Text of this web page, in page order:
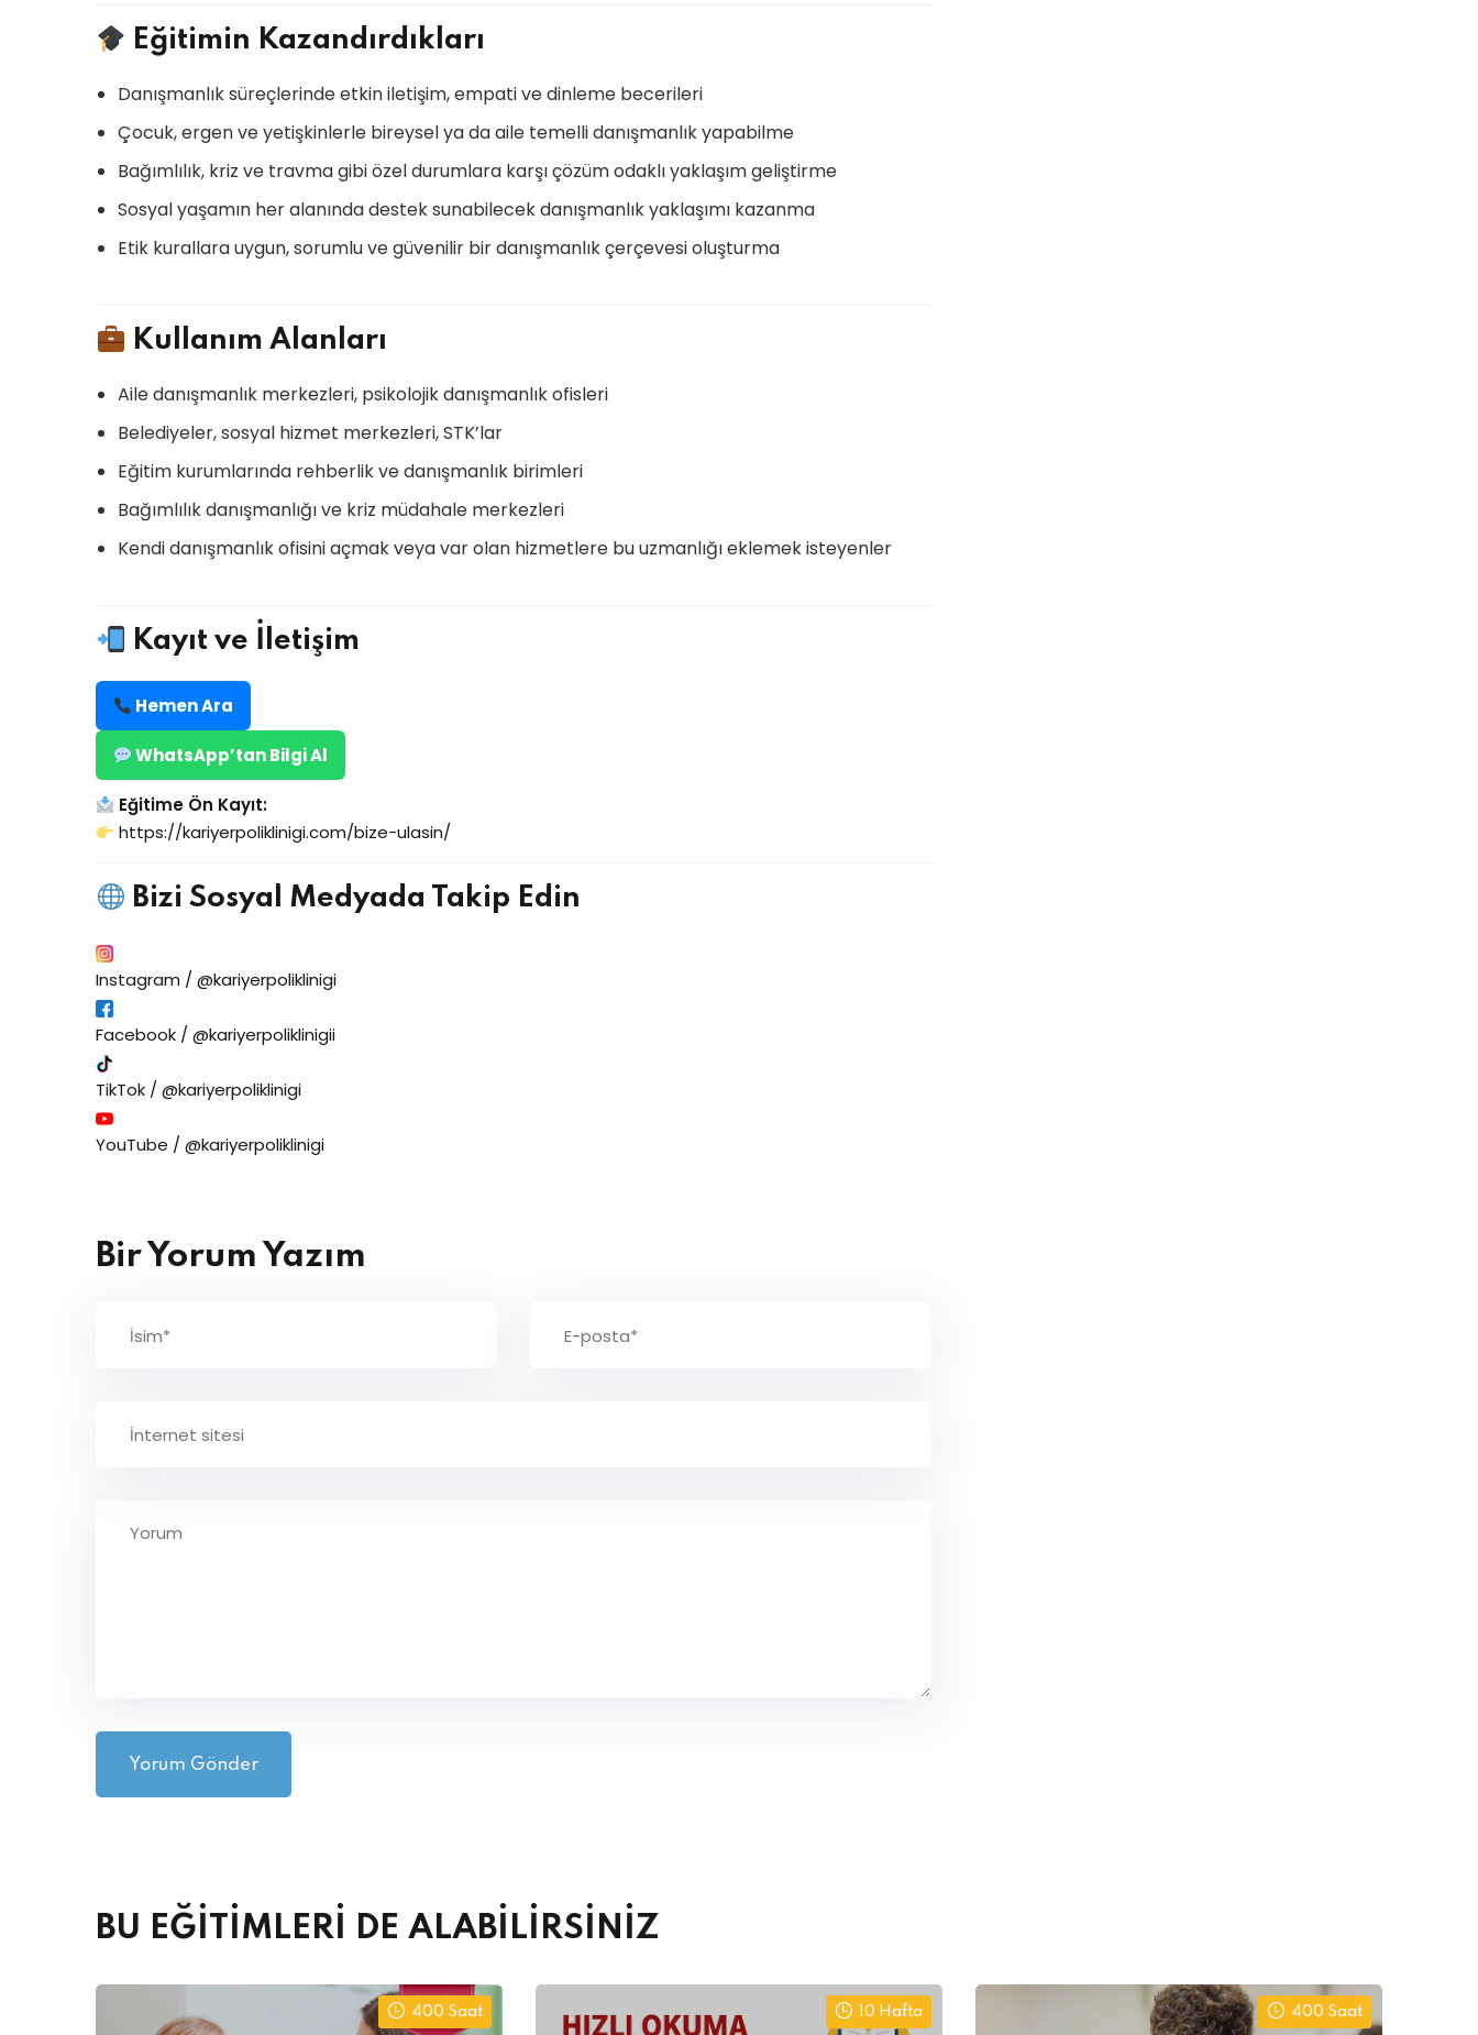
Eğitimin Kazandırdıkları
Danışmanlık süreçlerinde etkin iletişim, empati ve dinleme becerileri
Çocuk, ergen ve yetişkinlerle bireysel ya da aile temelli danışmanlık yapabilme
Bağımlılık, kriz ve travma gibi özel durumlara karşı çözüm odaklı yaklaşım geliştirme
Sosyal yaşamın her alanında destek sunabilecek danışmanlık yaklaşımı kazanma
Etik kurallara uygun, sorumlu ve güvenilir bir danışmanlık çerçevesi oluşturma
Kullanım Alanları
Aile danışmanlık merkezleri, psikolojik danışmanlık ofisleri
Belediyeler, sosyal hizmet merkezleri, STK’lar
Eğitim kurumlarında rehberlik ve danışmanlık birimleri
Bağımlılık danışmanlığı ve kriz müdahale merkezleri
Kendi danışmanlık ofisini açmak veya var olan hizmetlere bu uzmanlığı eklemek isteyenler
Kayıt ve İletişim
Hemen Ara
WhatsApp’tan Bilgi Al
Eğitime Ön Kayıt:
https://kariyerpoliklinigi.com/bize-ulasin/
Bizi Sosyal Medyada Takip Edin
Instagram / @kariyerpoliklinigi
Facebook / @kariyerpoliklinigii
TikTok / @kariyerpoliklinigi
YouTube / @kariyerpoliklinigi
Bir Yorum Yazım
BU EĞİTİMLERİ DE ALABİLİRSİNİZ
400 Saat 10 Hafta 400 Saat